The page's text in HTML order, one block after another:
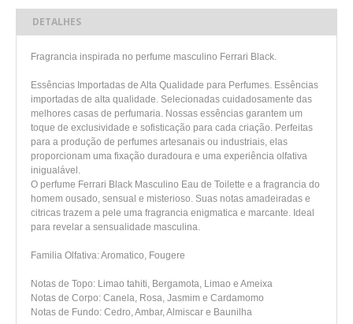
DETALHES
Fragrancia inspirada no perfume masculino Ferrari Black.
Essências Importadas de Alta Qualidade para Perfumes. Essências
importadas de alta qualidade. Selecionadas cuidadosamente das
melhores casas de perfumaria. Nossas essências garantem um
toque de exclusividade e sofisticação para cada criação. Perfeitas
para a produção de perfumes artesanais ou industriais, elas
proporcionam uma fixação duradoura e uma experiência olfativa
inigualável.
O perfume Ferrari Black Masculino Eau de Toilette e a fragrancia do
homem ousado, sensual e misterioso. Suas notas amadeiradas e
citricas trazem a pele uma fragrancia enigmatica e marcante. Ideal
para revelar a sensualidade masculina.
Familia Olfativa: Aromatico, Fougere
Notas de Topo: Limao tahiti, Bergamota, Limao e Ameixa
Notas de Corpo: Canela, Rosa, Jasmim e Cardamomo
Notas de Fundo: Cedro, Ambar, Almiscar e Baunilha